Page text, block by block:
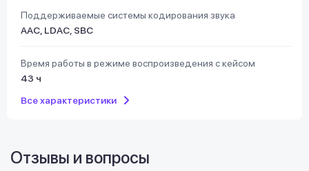
Поддерживаемые системы кодирования звука
AAC, LDAC, SBC
Время работы в режиме воспроизведения с кейсом
43 ч
Все характеристики
Отзывы и вопросы